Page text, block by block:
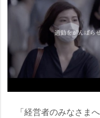
「経営者のみなさま